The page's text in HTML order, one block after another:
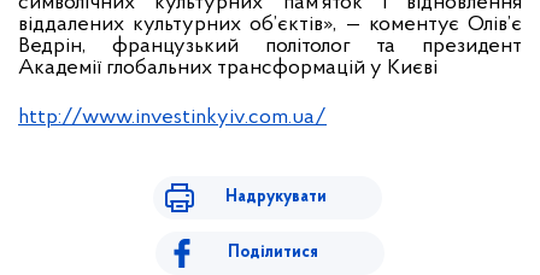
віддалених культурних об’єктів», — коментує Олів’є
Ведрін, французький політолог та президент
Академії глобальних трансформацій у Києві
http://www.investinkyiv.com.ua/
Надрукувати
Поділитися